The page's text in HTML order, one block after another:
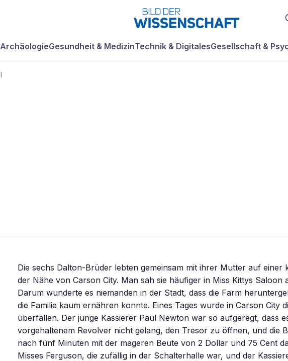
ArchäologieGesundheit & MedizinTechnik & DigitalesGesellschaft &
Die sechs Dalton-Brüder lebten gemeinsam mit ihrer Mutter auf einer
der Nähe von Carson City. Man sah sie häufiger in Miss Kittys Saloon
Darum wunderte es niemanden in der Stadt, dass die Farm
die Familie kaum ernähren konnte. Eines Tages wurde in Carson City
überfallen. Der junge Kassierer Paul Newton war so aufgeregt, dass
vorgehaltenem Revolver nicht gelang, den Tresor zu öffnen, und die
nach fünf Minuten mit der mageren Beute von 2 Dollar und 75 Cent
Misses Ferguson, die zufällig in der Schalterhalle war, und der